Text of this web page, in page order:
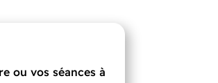
ou vos séances à